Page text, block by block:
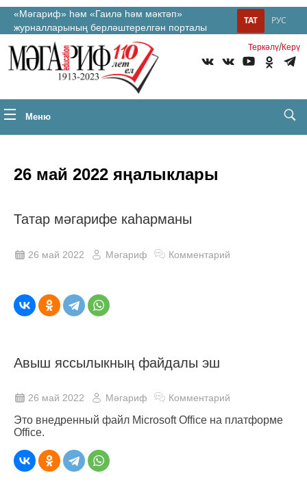
«Мәгариф» һәм «Гаилә һәм мәктәп»
журналларының берләштерелгән порталы
РУС
ТАТ
Теркəлү/Керү
Меню
26 май 2022 яңалыклары
Татар мәгарифе каһарманы
26 май 2022 Мәгариф Комментарий
Авыш яссылыкның файдалы эш
26 май 2022 Мәгариф Комментарий
Это внедренный файл Microsoft Office на платформе
Office.